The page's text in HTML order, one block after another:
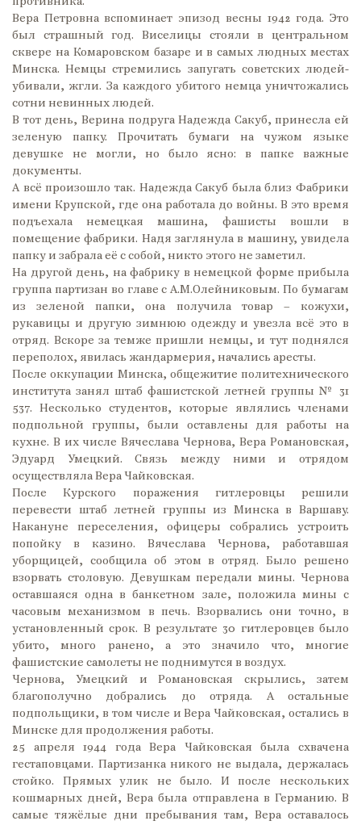
Вера Петровна вспоминает эпизод весны 1942 года. Это
был страшный год. Виселицы стояли в центральном
сквере на Комаровском базаре и в самых людных местах
Минска. Немцы стремились запугать советских людей-
убивали, жгли. За каждого убитого немца уничтожались
сотни невинных людей.
В тот день, Верина подруга Надежда Сакуб, принесла ей
зеленую папку. Прочитать бумаги на чужом языке
девушке не могли, но было ясно: в папке важные
документы.
А всё произошло так. Надежда Сакуб была близ Фабрики
имени Крупской, где она работала до войны. В это время
подъехала немецкая машина, фашисты вошли в
помещение фабрики. Надя заглянула в машину, увидела
папку и забрала её с собой, никто этого не заметил.
На другой день, на фабрику в немецкой форме прибыла
группа партизан во главе с А.М.Олейниковым. По бумагам
из зеленой папки, она получила товар – кожухи,
рукавицы и другую зимнюю одежду и увезла всё это в
отряд. Вскоре за темже пришли немцы, и тут поднялся
переполох, явилась жандармерия, начались аресты.
После оккупации Минска, общежитие политехнического
института занял штаб фашистской летней группы № 31
537. Несколько студентов, которые являлись членами
подпольной группы, были оставлены для работы на
кухне. В их числе Вячеслава Чернова, Вера Романовская,
Эдуард Умецкий. Связь между ними и отрядом
осуществляла Вера Чайковская.
После Курского поражения гитлеровцы решили
перевести штаб летней группы из Минска в Варшаву.
Накануне переселения, офицеры собрались устроить
попойку в казино. Вячеслава Чернова, работавшая
уборщицей, сообщила об этом в отряд. Было решено
взорвать столовую. Девушкам передали мины. Чернова
оставшаяся одна в банкетном зале, положила мины с
часовым механизмом в печь. Взорвались они точно, в
установленный срок. В результате 30 гитлеровцев было
убито, много ранено, а это значило что, многие
фашистские самолеты не поднимутся в воздух.
Чернова, Умецкий и Романовская скрылись, затем
благополучно добрались до отряда. А остальные
подпольщики, в том числе и Вера Чайковская, остались в
Минске для продолжения работы.
25 апреля 1944 года Вера Чайковская была схвачена
гестаповцами. Партизанка никого не выдала, держалась
стойко. Прямых улик не было. И после нескольких
кошмарных дней, Вера была отправлена в Германию. В
самые тяжёлые дни пребывания там, Вера оставалось